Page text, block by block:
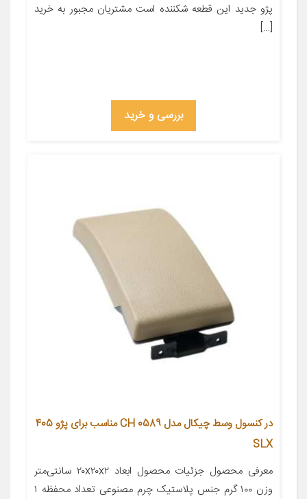
پژو جدید این قطعه شکننده است مشتریان مجبور به خرید
[…]
بررسی و خرید
در کنسول وسط چیکال مدل CH 0589 مناسب برای پژو 405
SLX
معرفی محصول جزئیات محصول ابعاد ۲۰x۲۰x۲ سانتی‌متر
وزن ۱۰۰ گرم جنس پلاستیک چرم مصنوعی تعداد محفظه ۱